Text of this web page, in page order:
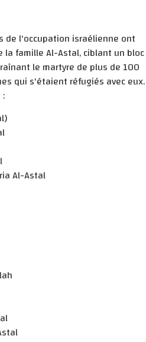
de l'occupation israélienne ont
la famille Al-Astal, ciblant un bloc
le martyre de plus de 100
qui s'étaient réfugiés avec eux.
Al-Astal